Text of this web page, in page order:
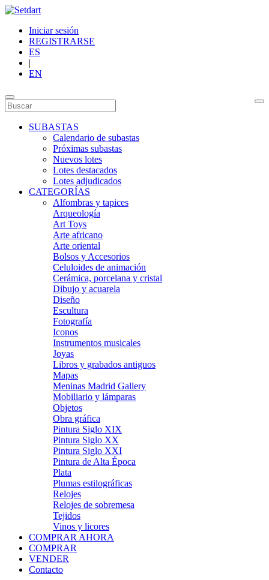
Iniciar sesión
REGISTRARSE
ES
|
EN
SUBASTAS
Calendario de subastas
Próximas subastas
Nuevos lotes
Lotes destacados
Lotes adjudicados
CATEGORÍAS
Alfombras y tapices
Arqueología
Art Toys
Arte africano
Arte oriental
Bolsos y Accesorios
Celuloides de animación
Cerámica, porcelana y cristal
Dibujo y acuarela
Diseño
Escultura
Fotografía
Iconos
Instrumentos musicales
Joyas
Libros y grabados antiguos
Mapas
Meninas Madrid Gallery
Mobiliario y lámparas
Objetos
Obra gráfica
Pintura Siglo XIX
Pintura Siglo XX
Pintura Siglo XXI
Pintura de Alta Época
Plata
Plumas estilográficas
Relojes
Relojes de sobremesa
Tejidos
Vinos y licores
COMPRAR AHORA
COMPRAR
VENDER
Contacto